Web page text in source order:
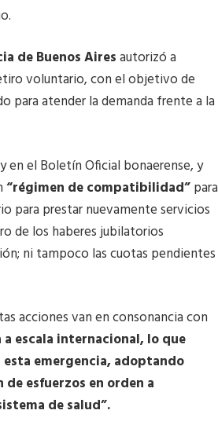
de Buenos Airesautorizó a
voluntario, con el objetivo de
para atender la demanda frente a la
en el Boletín Oficial bonaerense, y
“régimen de compatibilidad”para
para prestar nuevamente servicios
de los haberes jubilatorios
ni tampoco las cuotas pendientes
acciones van en consonancia con
escala internacional, lo que
emergencia, adoptando
esfuerzos en orden a
de salud”.